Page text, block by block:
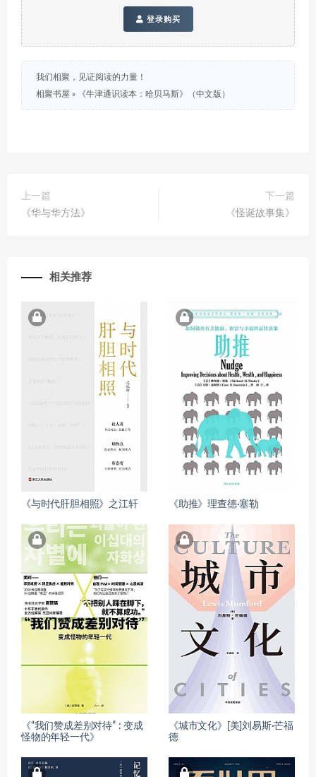
登录购买
我们相聚，见证阅读的力量！
相聚书屋 » 《牛津通识读本：哈贝马斯》（中文版）
上一篇
《华与华方法》
下一篇
《怪诞故事集》
相关推荐
《与时代肝胆相照》之江轩 《助推》理查德·塞勒
《“我们赞成差别对待” : 变成
怪物的年轻一代》
《城市文化》[美]刘易斯·芒福
德